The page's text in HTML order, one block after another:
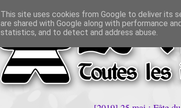
This site uses cookies from Google to deliver its
are shared with Google along with performance
statistics, and to detect and address abuse.